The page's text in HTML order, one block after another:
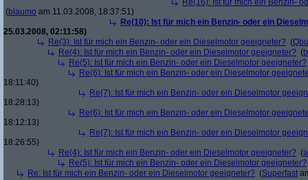
Re(16): Ist für mich ein Benzin-
(blaumo am 11.03.2008, 18:37:51)
Re(10): Ist für mich ein Benzin- oder ein
25.03.2008, 02:11:58)
Re(3): Ist für mich ein Benzin- oder ein Dieselmotor geeigneter? (
Re(4): Ist für mich ein Benzin- oder ein Dieselmotor geeigneter? (
Re(5): Ist für mich ein Benzin- oder ein Dieselmotor geeigneter?
Re(6): Ist für mich ein Benzin- oder ein Dieselmotor
18:11:40)
Re(7): Ist für mich ein Benzin- oder ein Dieselmotor
18:28:13)
Re(6): Ist für mich ein Benzin- oder ein Dieselmotor
18:12:13)
Re(7): Ist für mich ein Benzin- oder ein Dieselmotor
18:26:55)
Re(4): Ist für mich ein Benzin- oder ein Dieselmotor geeigneter? (
Re(5): Ist für mich ein Benzin- oder ein Dieselmotor geeigneter?
Re: Ist für mich ein Benzin- oder ein Dieselmotor geeigneter? (Superfast